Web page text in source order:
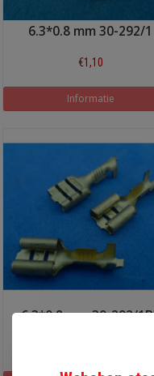
6.3*0.8 mm 30-292/1
€1,10
Informatie
6.3*0.8 mm 30-292/